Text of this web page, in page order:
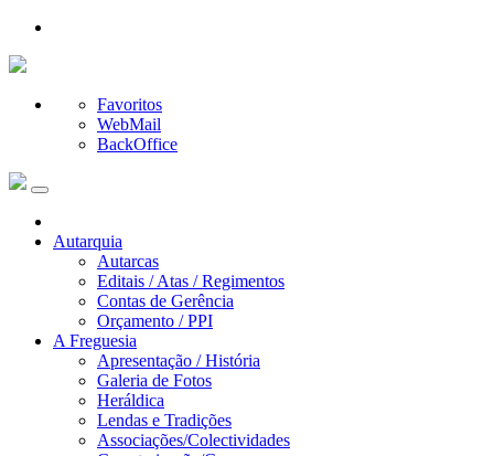
Favoritos
WebMail
BackOffice
Autarquia
Autarcas
Editais / Atas / Regimentos
Contas de Gerência
Orçamento / PPI
A Freguesia
Apresentação / História
Galeria de Fotos
Heráldica
Lendas e Tradições
Associações/Colectividades